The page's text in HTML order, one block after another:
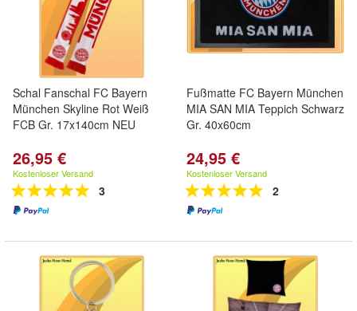
Schal Fanschal FC Bayern
München Skyline Rot Weiß
FCB Gr. 17x140cm NEU
26,95 €
Kostenloser Versand
3
Fußmatte FC Bayern München
MIA SAN MIA Teppich Schwarz
Gr. 40x60cm
24,95 €
Kostenloser Versand
2